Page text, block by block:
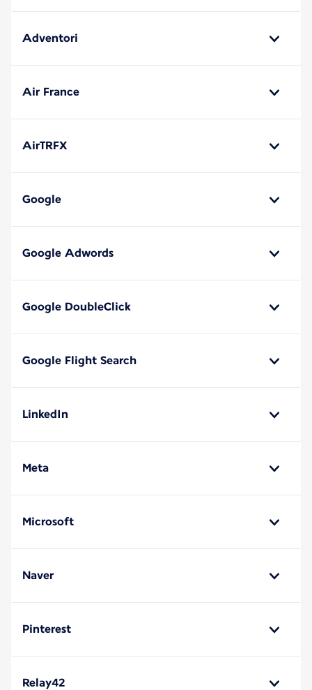
Adventori
Air France
AirTRFX
Google
Google Adwords
Google DoubleClick
Google Flight Search
LinkedIn
Meta
Microsoft
Naver
Pinterest
Relay42